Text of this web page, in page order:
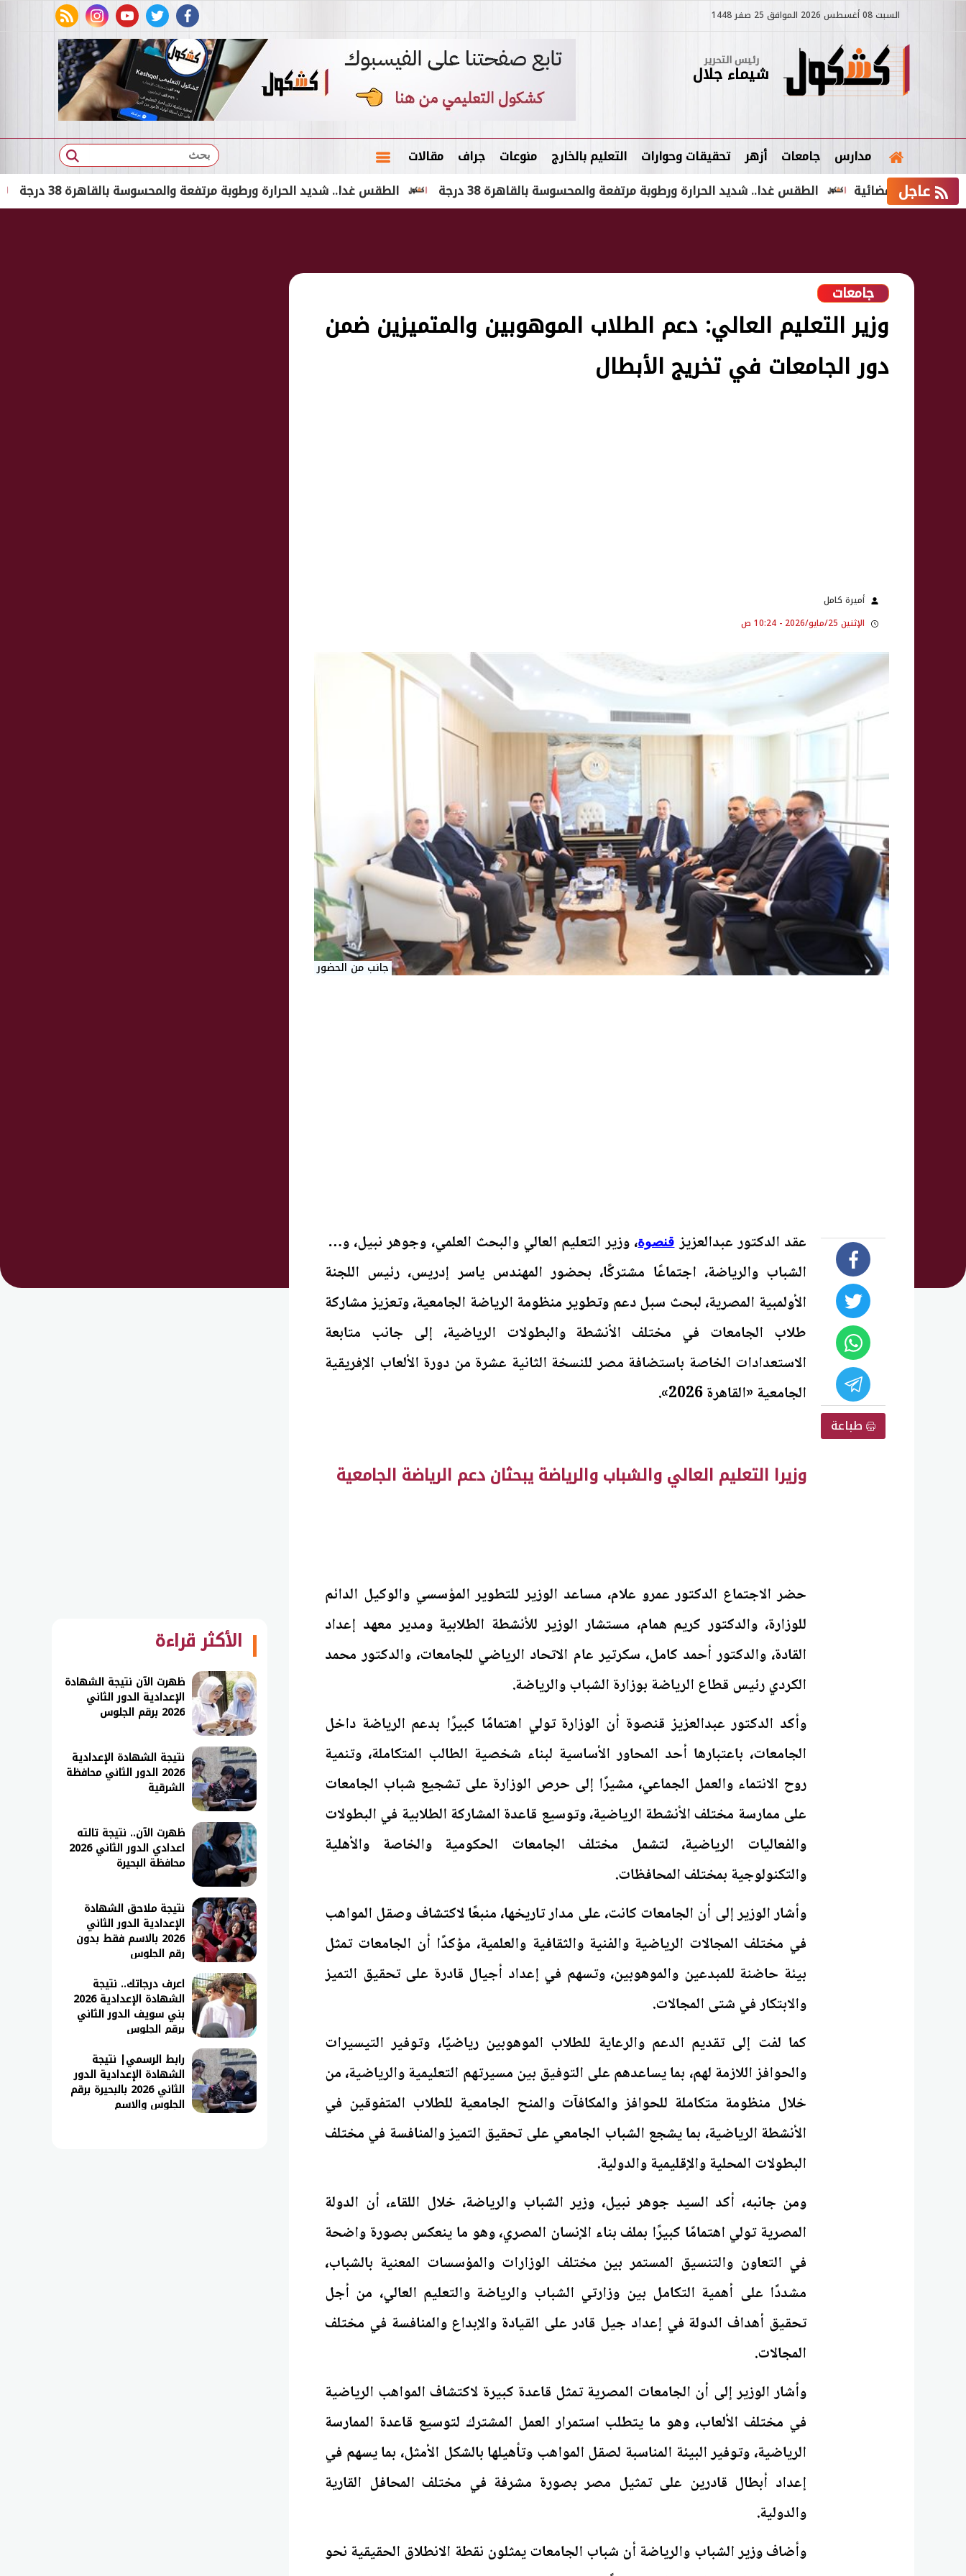
السبت 08 أغسطس 2026 الموافق 25 صفر 1448
facebook
twitter
youtube
instagram
rss feed
رئيس التحرير
شيماء جلال
مدارس جامعات أزهر تحقيقات وحوارات التعليم بالخارج منوعات جراف مقالات بحث
عاجل الطقس غدا.. شديد الحرارة ورطوبة مرتفعة والمحسوسة بالقاهرة 38 درجة الطقس غدا.. شديد الحرارة ورطوبة مرتفعة والمحسوسة بالقاهرة 38 درجة قضائية
جامعات
وزير التعليم العالي: دعم الطلاب الموهوبين والمتميزين ضمن
دور الجامعات في تخريج الأبطال
أميرة كامل
الإثنين 25/مايو/2026 - 10:24 ص
جانب من الحضور
طباعة
عقد الدكتور عبدالعزيزقنصوة، وزير التعليم العالي والبحث العلمي، وجوهر نبيل، وزير
الشباب والرياضة، اجتماعًا مشتركًا، بحضور المهندس ياسر إدريس، رئيس اللجنة
الأولمبية المصرية، لبحث سبل دعم وتطوير منظومة الرياضة الجامعية، وتعزيز مشاركة
طلاب الجامعات في مختلف الأنشطة والبطولات الرياضية، إلى جانب متابعة
الاستعدادات الخاصة باستضافة مصر للنسخة الثانية عشرة من دورة الألعاب الإفريقية
الجامعية «القاهرة 2026».
وزيرا التعليم العالي والشباب والرياضة يبحثان دعم الرياضة الجامعية
حضر الاجتماع الدكتور عمرو علام، مساعد الوزير للتطوير المؤسسي والوكيل الدائم
للوزارة، والدكتور كريم همام، مستشار الوزير للأنشطة الطلابية ومدير معهد إعداد
القادة، والدكتور أحمد كامل، سكرتير عام الاتحاد الرياضي للجامعات، والدكتور محمد
الكردي رئيس قطاع الرياضة بوزارة الشباب والرياضة.
وأكد الدكتور عبدالعزيز قنصوة أن الوزارة تولي اهتمامًا كبيرًا بدعم الرياضة داخل
الجامعات، باعتبارها أحد المحاور الأساسية لبناء شخصية الطالب المتكاملة، وتنمية
روح الانتماء والعمل الجماعي، مشيرًا إلى حرص الوزارة على تشجيع شباب الجامعات
على ممارسة مختلف الأنشطة الرياضية، وتوسيع قاعدة المشاركة الطلابية في البطولات
والفعاليات الرياضية، لتشمل مختلف الجامعات الحكومية والخاصة والأهلية
والتكنولوجية بمختلف المحافظات.
وأشار الوزير إلى أن الجامعات كانت، على مدار تاريخها، منبعًا لاكتشاف وصقل المواهب
في مختلف المجالات الرياضية والفنية والثقافية والعلمية، مؤكدًا أن الجامعات تمثل
بيئة حاضنة للمبدعين والموهوبين، وتسهم في إعداد أجيال قادرة على تحقيق التميز
والابتكار في شتى المجالات.
كما لفت إلى تقديم الدعم والرعاية للطلاب الموهوبين رياضيًا، وتوفير التيسيرات
والحوافز اللازمة لهم، بما يساعدهم على التوفيق بين مسيرتهم التعليمية والرياضية، من
خلال منظومة متكاملة للحوافز والمكافآت والمنح الجامعية للطلاب المتفوقين في
الأنشطة الرياضية، بما يشجع الشباب الجامعي على تحقيق التميز والمنافسة في مختلف
البطولات المحلية والإقليمية والدولية.
ومن جانبه، أكد السيد جوهر نبيل، وزير الشباب والرياضة، خلال اللقاء، أن الدولة
المصرية تولي اهتمامًا كبيرًا بملف بناء الإنسان المصري، وهو ما ينعكس بصورة واضحة
في التعاون والتنسيق المستمر بين مختلف الوزارات والمؤسسات المعنية بالشباب،
مشددًا على أهمية التكامل بين وزارتي الشباب والرياضة والتعليم العالي، من أجل
تحقيق أهداف الدولة في إعداد جيل قادر على القيادة والإبداع والمنافسة في مختلف
المجالات.
وأشار الوزير إلى أن الجامعات المصرية تمثل قاعدة كبيرة لاكتشاف المواهب الرياضية
في مختلف الألعاب، وهو ما يتطلب استمرار العمل المشترك لتوسيع قاعدة الممارسة
الرياضية، وتوفير البيئة المناسبة لصقل المواهب وتأهيلها بالشكل الأمثل، بما يسهم في
إعداد أبطال قادرين على تمثيل مصر بصورة مشرفة في مختلف المحافل القارية
والدولية.
وأضاف وزير الشباب والرياضة أن شباب الجامعات يمثلون نقطة الانطلاق الحقيقية نحو
الأكثر قراءة
ظهرت الآن نتيجة الشهادة
الإعدادية الدور الثاني
2026 برقم الجلوس
نتيجة الشهادة الإعدادية
2026 الدور الثاني محافظة
الشرقية
ظهرت الآن.. نتيجة تالته
اعدادي الدور الثاني 2026
محافظة البحيرة
نتيجة ملاحق الشهادة
الإعدادية الدور الثاني
2026 بالاسم فقط بدون
رقم الجلوس
اعرف درجاتك.. نتيجة
الشهادة الإعدادية 2026
بني سويف الدور الثاني
برقم الجلوس
رابط الرسمي| نتيجة
الشهادة الإعدادية الدور
الثاني 2026 بالبحيرة برقم
الجلوس والاسم